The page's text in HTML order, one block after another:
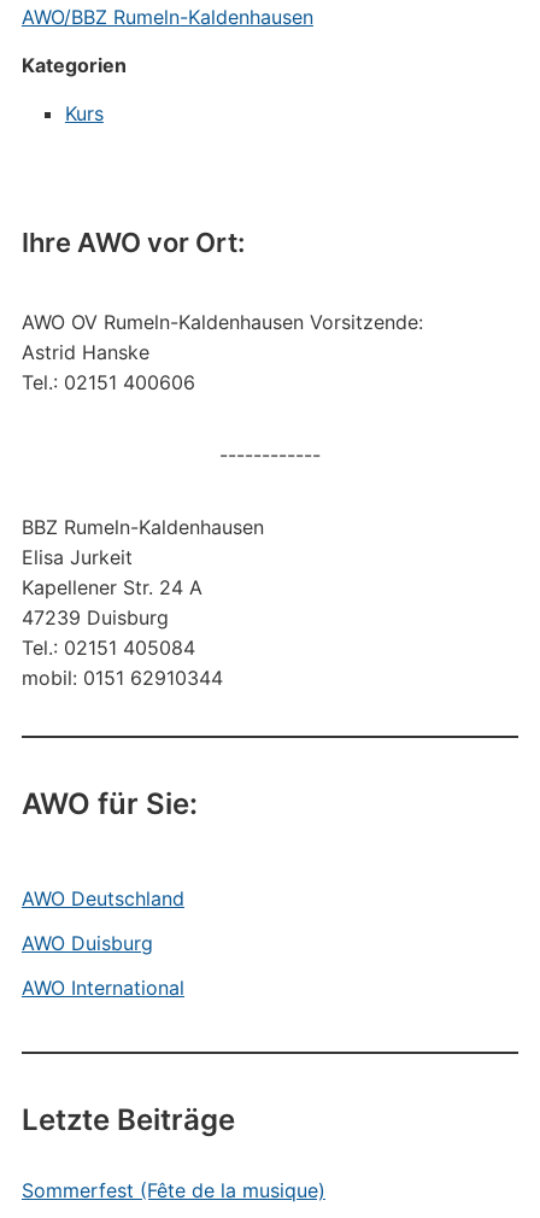
Ihre AWO vor Ort:
AWO OV Rumeln-Kaldenhausen Vorsitzende:
Astrid Hanske
Tel.: 02151 400606
------------
BBZ Rumeln-Kaldenhausen
Elisa Jurkeit
Kapellener Str. 24 A
47239 Duisburg
Tel.: 02151 405084
mobil: 0151 62910344
AWO für Sie:
AWO Deutschland
AWO Duisburg
AWO International
Letzte Beiträge
Sommerfest (Fête de la musique)
AWO/BBZ Rumeln-Kaldenhausen
Kategorien
Kurs